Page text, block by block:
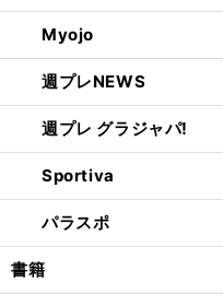
Myojo
週プレNEWS
週プレ グラジャパ!
Sportiva
パラスポ
書籍